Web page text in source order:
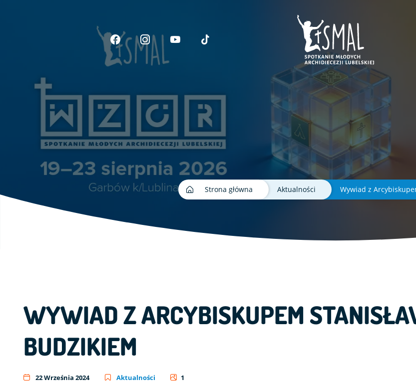
Link otwiera sie w nowej karcie
Link otwiera sie w nowej karcie
Link otwiera sie w nowej karcie
Link otwiera sie w nowej karcie
Strona główna Aktualności Wywiad z
WYWIAD Z ARCYBISKUPEM
BUDZIKIEM
22 Września 2024 Aktualności 1